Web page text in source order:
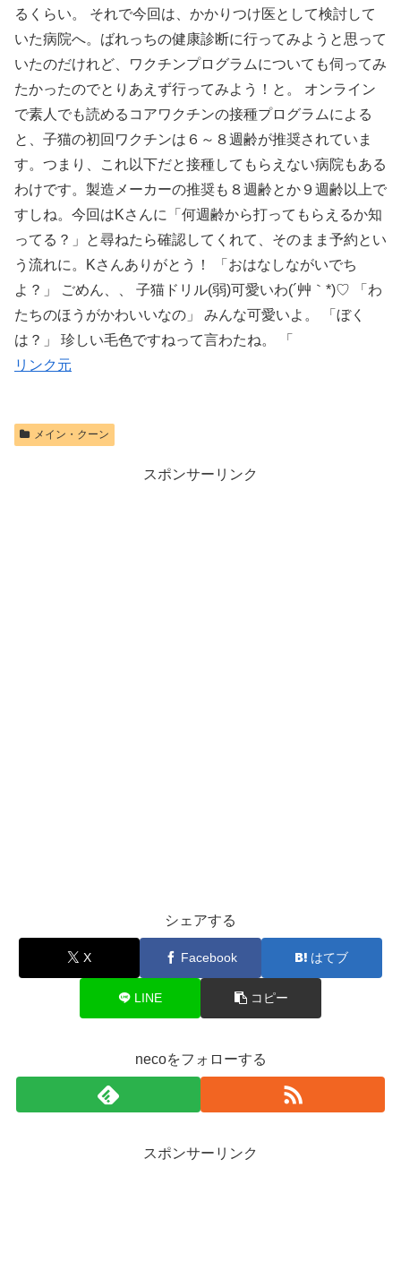
るくらい。 それで今回は、かかりつけ医として検討して
いた病院へ。ばれっちの健康診断に行ってみようと思って
いたのだけれど、ワクチンプログラムについても伺ってみ
たかったのでとりあえず行ってみよう！と。 オンライン
で素人でも読めるコアワクチンの接種プログラムによる
と、子猫の初回ワクチンは６～８週齢が推奨されていま
す。つまり、これ以下だと接種してもらえない病院もある
わけです。製造メーカーの推奨も８週齢とか９週齢以上で
すしね。今回はKさんに「何週齢から打ってもらえるか知
ってる？」と尋ねたら確認してくれて、そのまま予約とい
う流れに。Kさんありがとう！ 「おはなしながいでち
よ？」 ごめん、、 子猫ドリル(弱)可愛いわ(´艸｀*)♡ 「わ
たちのほうがかわいいなの」 みんな可愛いよ。 「ぼく
は？」 珍しい毛色ですねって言わたね。 「
リンク元
メイン・クーン
スポンサーリンク
シェアする
X Facebook はてブ
LINE コピー
necoをフォローする
スポンサーリンク